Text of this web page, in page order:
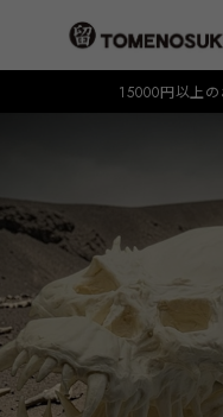
15000円以上の